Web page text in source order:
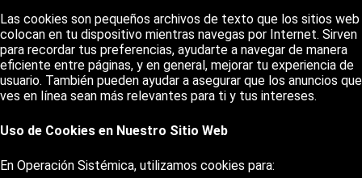
Las cookies son pequeños archivos de texto que los sitios web
colocan en tu dispositivo mientras navegas por Internet. Sirven
para recordar tus preferencias, ayudarte a navegar de manera
eficiente entre páginas, y en general, mejorar tu experiencia de
usuario. También pueden ayudar a asegurar que los anuncios que
ves en línea sean más relevantes para ti y tus intereses.
Uso de Cookies en Nuestro Sitio Web
En Operación Sistémica, utilizamos cookies para: